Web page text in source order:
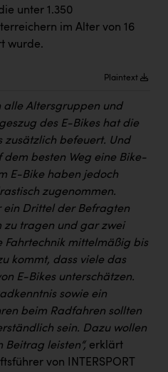
Motorhotels
unter 1.350
im Alter von 16
wurde.
Plaintext
alle Altersgruppen und
des E-Bikes hat die
zusätzlich befeuert. Und
dem besten Weg eine Bike-
E-Bike haben jedoch
zugenommen.
ein Drittel der Befragten
zu tragen und gar zwei
Fahrtechnik mittelmäßig bis
kommt, dass viele das
E-Bikes unterschätzen.
sowie ein
beim Radfahren sollten
sein. Dazu wollen
Beitrag leisten“, erklärt
von INTERSPORT